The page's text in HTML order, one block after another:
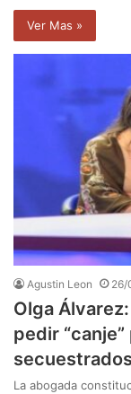
Ver Mas »
Agustin Leon 26/
Olga
pedir
secuestrados
La abogada